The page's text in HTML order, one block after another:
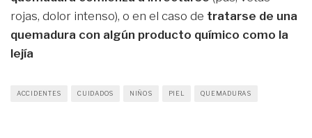
rojas, dolor intenso), o en el caso de tratarse de una
quemadura con algún producto químico como la
lejía
ACCIDENTES CUIDADOS NIÑOS PIEL QUEMADURAS